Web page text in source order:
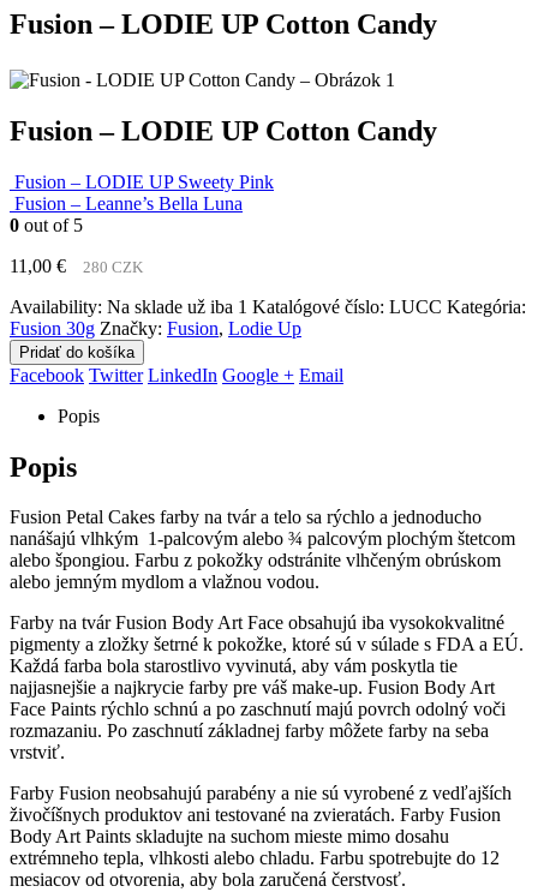
Fusion – LODIE UP Cotton Candy
Fusion – LODIE UP Cotton Candy
Fusion – LODIE UP Sweety Pink
Fusion – Leanne’s Bella Luna
0 out of 5
11,00 € 280 CZK
Availability: Na sklade už iba 1 Katalógové číslo: LUCC Kategória:
Fusion 30g Značky: Fusion, Lodie Up
Pridať do košíka
Facebook Twitter LinkedIn Google + Email
Popis
Popis
Fusion Petal Cakes farby na tvár a telo sa rýchlo a jednoducho
nanášajú vlhkým 1-palcovým alebo ¾ palcovým plochým štetcom
alebo špongiou. Farbu z pokožky odstránite vlhčeným obrúskom
alebo jemným mydlom a vlažnou vodou.
Farby na tvár Fusion Body Art Face obsahujú iba vysokokvalitné
pigmenty a zložky šetrné k pokožke, ktoré sú v súlade s FDA a EÚ.
Každá farba bola starostlivo vyvinutá, aby vám poskytla tie
najjasnejšie a najkrycie farby pre váš make-up. Fusion Body Art
Face Paints rýchlo schnú a po zaschnutí majú povrch odolný voči
rozmazaniu. Po zaschnutí základnej farby môžete farby na seba
vrstviť.
Farby Fusion neobsahujú parabény a nie sú vyrobené z vedľajších
živočíšnych produktov ani testované na zvieratách. Farby Fusion
Body Art Paints skladujte na suchom mieste mimo dosahu
extrémneho tepla, vlhkosti alebo chladu. Farbu spotrebujte do 12
mesiacov od otvorenia, aby bola zaručená čerstvosť.